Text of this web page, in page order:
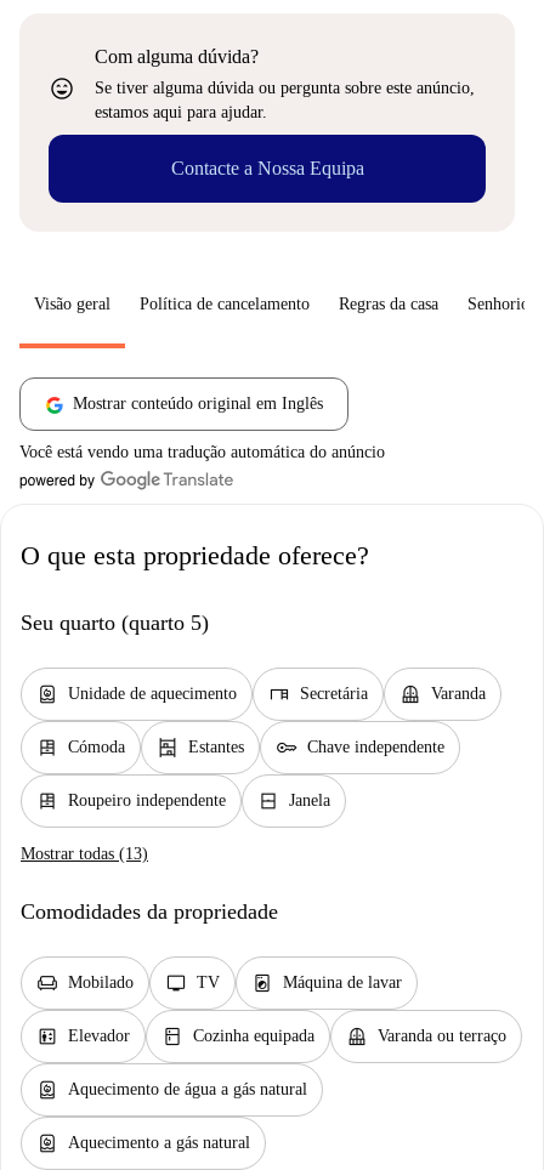
sentiment_very_satisfied
Com alguma dúvida?
Se tiver alguma dúvida ou pergunta sobre este anúncio,
estamos aqui para ajudar.
Contacte a Nossa Equipa
Visão geral Política de cancelamento Regras da casa Senhorio
Mostrar conteúdo original em Inglês
Você está vendo uma tradução automática do anúncio
O que esta propriedade oferece?
Seu quarto (quarto 5)
water_heater Unidade de aquecimento desk Secretária balcony Varanda
dresser Cómoda shelves Estantes key Chave independente
dresser Roupeiro independente window_closed Janela
Mostrar todas (13)
Comodidades da propriedade
chair Mobilado tv TV local_laundry_service Máquina de lavar
elevator Elevador kitchen Cozinha equipada balcony Varanda ou terraço
water_heater Aquecimento de água a gás natural
water_heater Aquecimento a gás natural